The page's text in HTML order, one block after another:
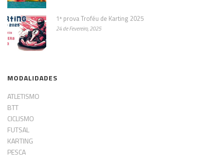
1ª prova Troféu de Karting 2025
24 de Fevereiro, 2025
MODALIDADES
ATLETISMO
BTT
CICLISMO
FUTSAL
KARTING
PESCA